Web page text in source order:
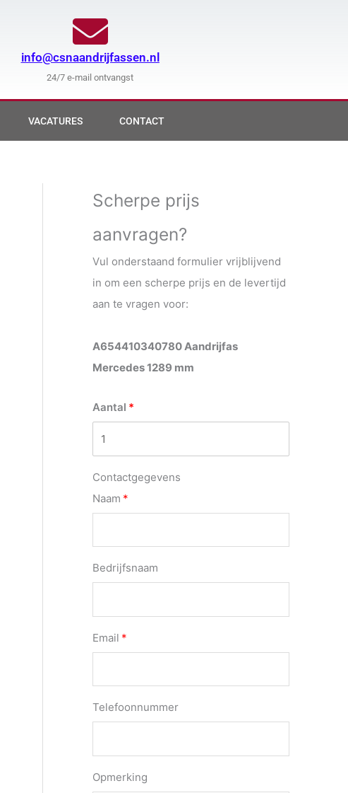
info@csnaandrijfassen.nl
24/7 e-mail ontvangst
VACATURES CONTACT
Scherpe prijs
aanvragen?
Vul onderstaand formulier vrijblijvend
in om een scherpe prijs en de levertijd
aan te vragen voor:
A654410340780 Aandrijfas
Mercedes 1289 mm
Aantal
Contactgegevens
Naam
Bedrijfsnaam
Email
Telefoonnummer
Opmerking